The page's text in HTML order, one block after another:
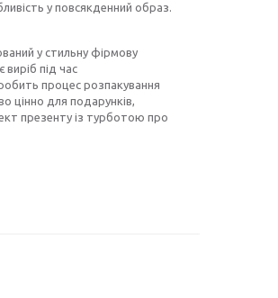
у повсякденний образ.
у стильну фірмову
виріб під час
процес розпакування
цінно для подарунків,
презенту із турботою про